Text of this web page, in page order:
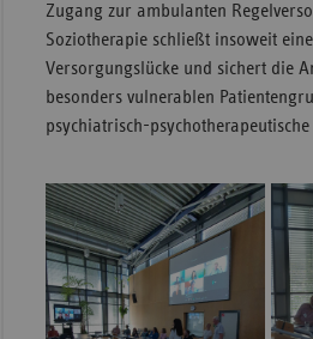
Zugang zur ambulanten
Soziotherapie schließt insoweit
Versorgungslücke und sichert die
besonders vulnerablen
psychiatrisch-